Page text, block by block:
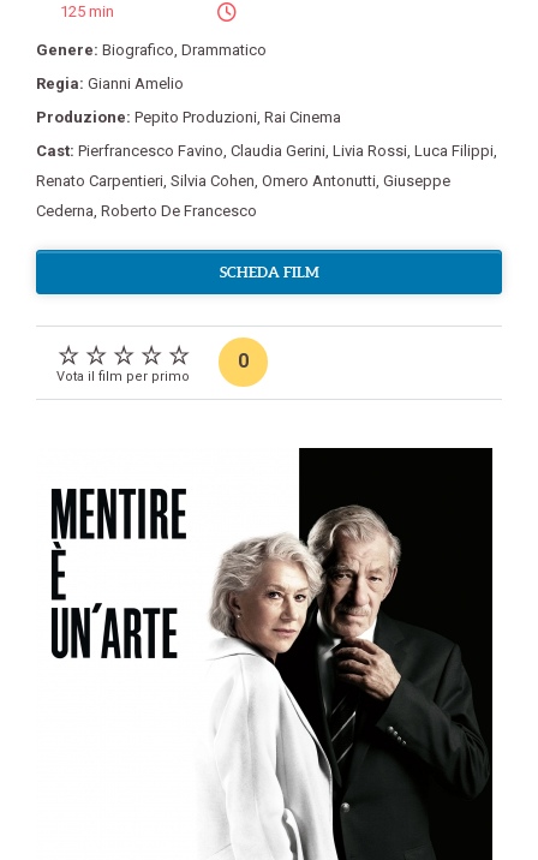
125 min
Genere: Biografico Drammatico
Regia: Gianni Amelio
Produzione: Pepito Produzioni Rai Cinema
Cast: Pierfrancesco Favino Claudia Gerini Livia Rossi Luca Filippi
Renato Carpentieri Silvia Cohen Omero Antonutti Giuseppe
Cederna Roberto De Francesco
SCHEDA FILM
Vota il film per primo
0